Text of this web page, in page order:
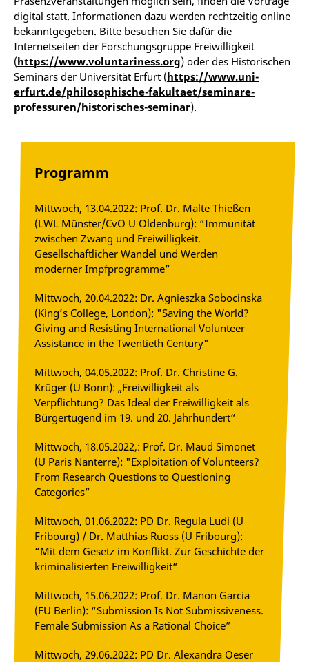
digital statt. Informationen dazu werden rechtzeitig online
bekanntgegeben. Bitte besuchen Sie dafür die
Internetseiten der Forschungsgruppe Freiwilligkeit
(https://www.voluntariness.org) oder des Historischen
Seminars der Universität Erfurt (https://www.uni-
erfurt.de/philosophische-fakultaet/seminare-
professuren/historisches-seminar).
Programm
Mittwoch, 13.04.2022: Prof. Dr. Malte Thießen
(LWL Münster/CvO U Oldenburg): “Immunität
zwischen Zwang und Freiwilligkeit.
Gesellschaftlicher Wandel und Werden
moderner Impfprogramme”
Mittwoch, 20.04.2022: Dr. Agnieszka Sobocinska
(King’s College, London): "Saving the World?
Giving and Resisting International Volunteer
Assistance in the Twentieth Century"
Mittwoch, 04.05.2022: Prof. Dr. Christine G.
Krüger (U Bonn): „Freiwilligkeit als
Verpflichtung? Das Ideal der Freiwilligkeit als
Bürgertugend im 19. und 20. Jahrhundert“
Mittwoch, 18.05.2022,: Prof. Dr. Maud Simonet
(U Paris Nanterre): "Exploitation of Volunteers?
From Research Questions to Questioning
Categories”
Mittwoch, 01.06.2022: PD Dr. Regula Ludi (U
Fribourg) / Dr. Matthias Ruoss (U Fribourg):
“Mit dem Gesetz im Konflikt. Zur Geschichte der
kriminalisierten Freiwilligkeit“
Mittwoch, 15.06.2022: Prof. Dr. Manon Garcia
(FU Berlin): “Submission Is Not Submissiveness.
Female Submission As a Rational Choice”
Mittwoch, 29.06.2022: PD Dr. Alexandra Oeser